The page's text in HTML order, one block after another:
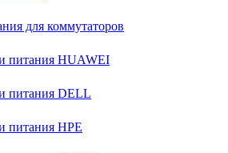
для коммутаторов
питания HUAWEI
питания DELL
питания HPE